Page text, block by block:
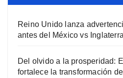
Reino Unido lanza
antes del México vs
Del olvido a la prosperidad:
fortalece la transformación